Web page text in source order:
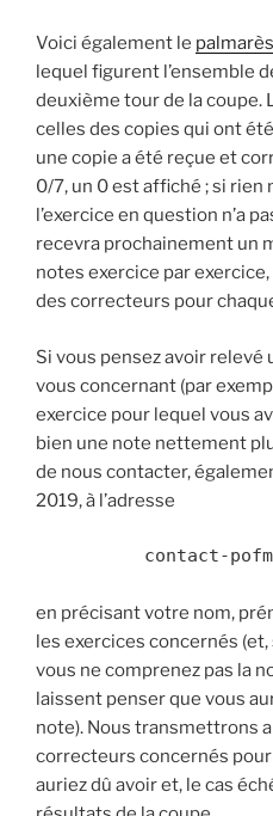
Voici également le
lequel figurent l’ensemble
deuxième tour de la coupe.
celles des copies qui ont
une copie a été reçue et
0/7, un 0 est affiché ; si rien
l’exercice en question n’a
recevra prochainement un
notes exercice par
des correcteurs pour
Si vous pensez avoir relevé
vous concernant (par
exercice pour lequel vous
bien une note nettement
de nous contacter,
2019, à l’adresse
contact-
en précisant votre nom,
les exercices concernés (et,
vous ne comprenez pas la
laissent penser que vous
note). Nous transmettrons
correcteurs concernés
auriez dû avoir et, le cas